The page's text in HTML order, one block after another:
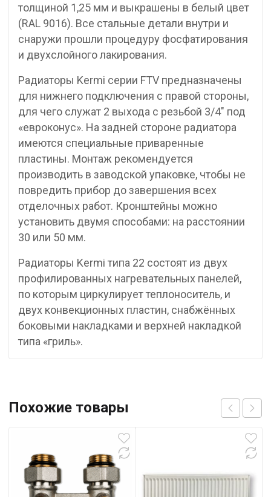
толщиной 1,25 мм и выкрашены в белый цвет
(RAL 9016). Все стальные детали внутри и
снаружи прошли процедуру фосфатирования
и двухслойного лакирования.
Радиаторы Kermi серии FTV предназначены
для нижнего подключения с правой стороны,
для чего служат 2 выхода с резьбой 3/4″ под
«евроконус». На задней стороне радиатора
имеются специальные приваренные
пластины. Монтаж рекомендуется
производить в заводской упаковке, чтобы не
повредить прибор до завершения всех
отделочных работ. Кронштейны можно
установить двумя способами: на расстоянии
30 или 50 мм.
Радиаторы Kermi типа 22 состоят из двух
профилированных нагревательных панелей,
по которым циркулирует теплоноситель, и
двух конвекционных пластин, снабжённых
боковыми накладками и верхней накладкой
типа «гриль».
Похожие товары